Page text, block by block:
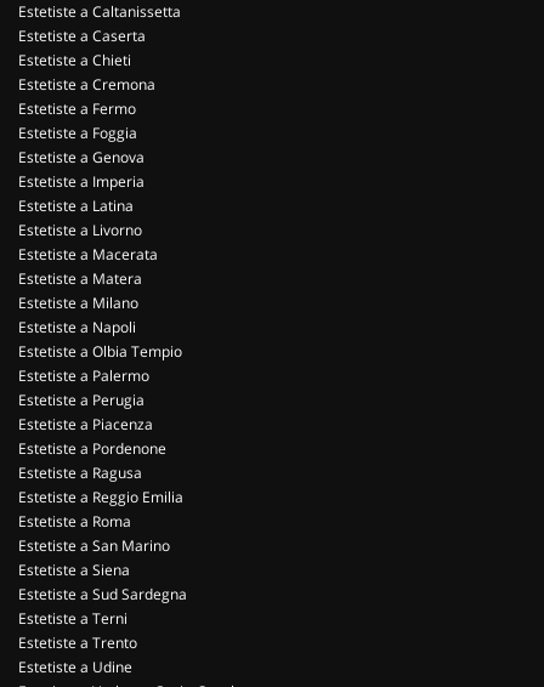
Estetiste a Caltanissetta
Estetiste a Caserta
Estetiste a Chieti
Estetiste a Cremona
Estetiste a Fermo
Estetiste a Foggia
Estetiste a Genova
Estetiste a Imperia
Estetiste a Latina
Estetiste a Livorno
Estetiste a Macerata
Estetiste a Matera
Estetiste a Milano
Estetiste a Napoli
Estetiste a Olbia Tempio
Estetiste a Palermo
Estetiste a Perugia
Estetiste a Piacenza
Estetiste a Pordenone
Estetiste a Ragusa
Estetiste a Reggio Emilia
Estetiste a Roma
Estetiste a San Marino
Estetiste a Siena
Estetiste a Sud Sardegna
Estetiste a Terni
Estetiste a Trento
Estetiste a Udine